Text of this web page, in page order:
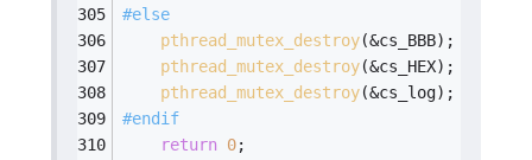
#else
pthread_mutex_destroy(&cs_BBB);
pthread_mutex_destroy(&cs_HEX);
pthread_mutex_destroy(&cs_log);
#endif
return 0;